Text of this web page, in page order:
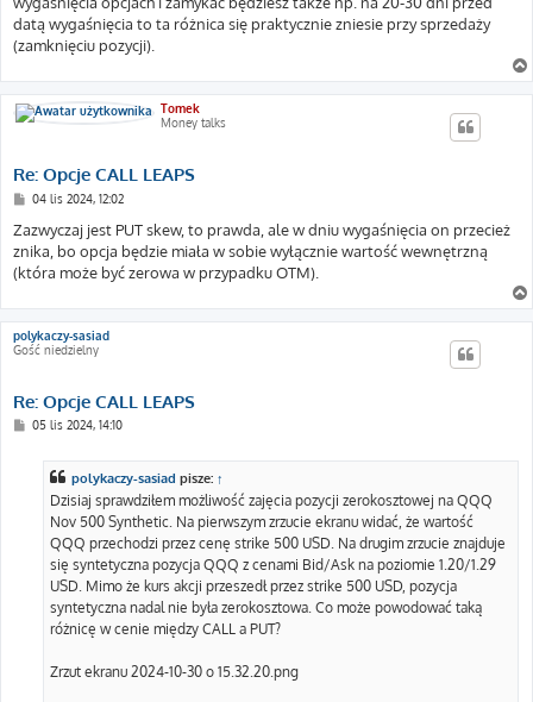
datą wygaśnięcia to ta różnica się praktycznie zniesie przy sprzedaży
(zamknięciu pozycji).
Tomek
Money talks
Re: Opcje CALL LEAPS
P
s
t
04 lis 2024, 12:02
Zazwyczaj jest PUT skew, to prawda, ale w dniu wygaśnięcia on przecież
znika, bo opcja będzie miała w sobie wyłącznie wartość wewnętrzną
(która może być zerowa w przypadku OTM).
polykaczy-sasiad
Gość niedzielny
Re: Opcje CALL LEAPS
P05 lis 2024, 14:10
polykaczy-sasiad pisze: ↑
Dzisiaj sprawdziłem możliwość zajęcia pozycji zerokosztowej na QQQ
Nov 500 Synthetic. Na pierwszym zrzucie ekranu widać, że wartość
QQQ przechodzi przez cenę strike 500 USD. Na drugim zrzucie znajduje
się syntetyczna pozycja QQQ z cenami Bid/Ask na poziomie 1.20/1.29
USD. Mimo że kurs akcji przeszedł przez strike 500 USD, pozycja
syntetyczna nadal nie była zerokosztowa. Co może powodować taką
różnicę w cenie między CALL a PUT?
Zrzut ekranu 2024-10-30 o 15.32.20.png